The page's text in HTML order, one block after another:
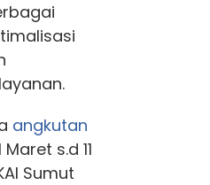
angkutan
s.d 11
Sumut